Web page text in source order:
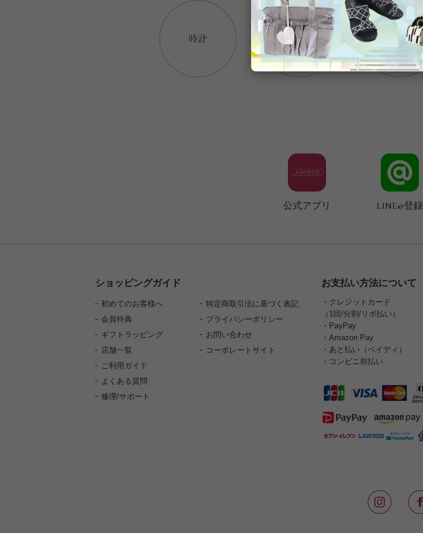
公式アプリ LINE@登録
ショッピングガイド
初めてのお客様へ
会員特典
ギフトラッピング
店舗一覧
ご利用ガイド
よくある質問
修理/サポート
特定商取引法に基づく表記
プライバシーポリシー
お問い合わせ
コーポレートサイト
お支払い方法について
・クレジットカード
（1回/分割/リボ払い）
・PayPay
・Amazon Pay
・あと払い（ペイディ）
・コンビニ前払い